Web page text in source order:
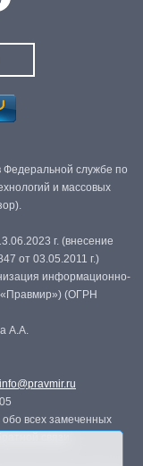
Федеральной службе по
и массовых
г. (внесение
от 03.05.2011 г.)
информационно-
(ОГРН
А.А.
info@pravmir.ru
всех замеченных